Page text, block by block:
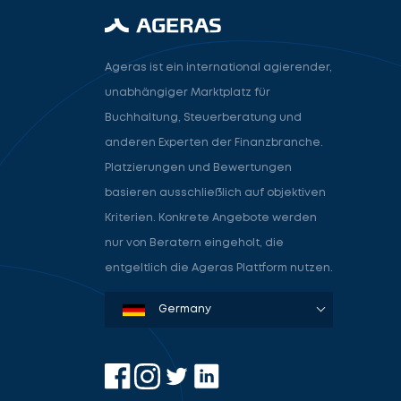
Ageras ist ein international agierender,
unabhängiger Marktplatz für
Buchhaltung, Steuerberatung und
anderen Experten der Finanzbranche.
Platzierungen und Bewertungen
basieren ausschließlich auf objektiven
Kriterien. Konkrete Angebote werden
nur von Beratern eingeholt, die
entgeltlich die Ageras Plattform nutzen.
Denmark
Sweden
Norway
Netherlands
Germany
USA